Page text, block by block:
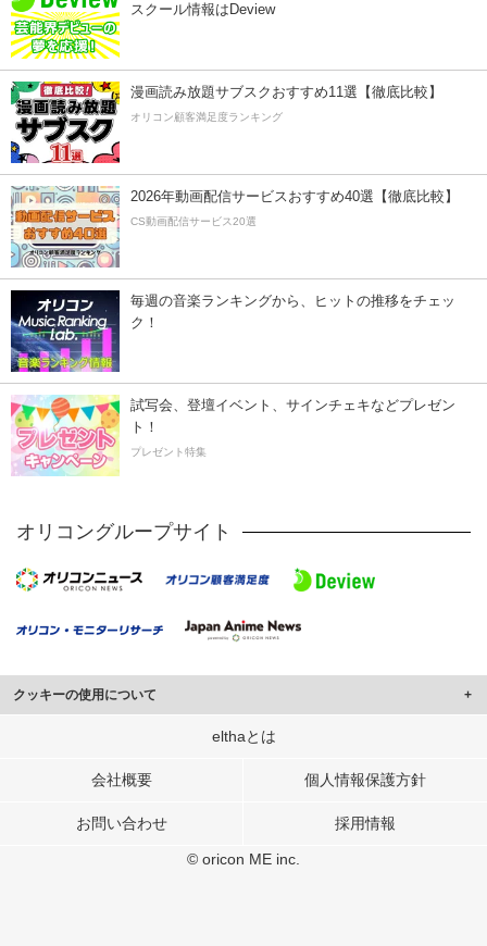
スクール情報はDeview
漫画読み放題サブスクおすすめ11選【徹底比較】
オリコン顧客満足度ランキング
2026年動画配信サービスおすすめ40選【徹底比較】
CS動画配信サービス20選
毎週の音楽ランキングから、ヒットの推移をチェッ
ク！
試写会、登壇イベント、サインチェキなどプレゼン
ト！
プレゼント特集
オリコングループサイト
クッキーの使用について
このサイトでは Cookie を使用して、ユーザーに合わせたコンテンツや広告の
行っています。
メディアや広告配信、データ解析の各パートナーに提供しています。
elthaとは
会社概要 個人情報保護方針
お問い合わせ 採用情報
© oricon ME inc.